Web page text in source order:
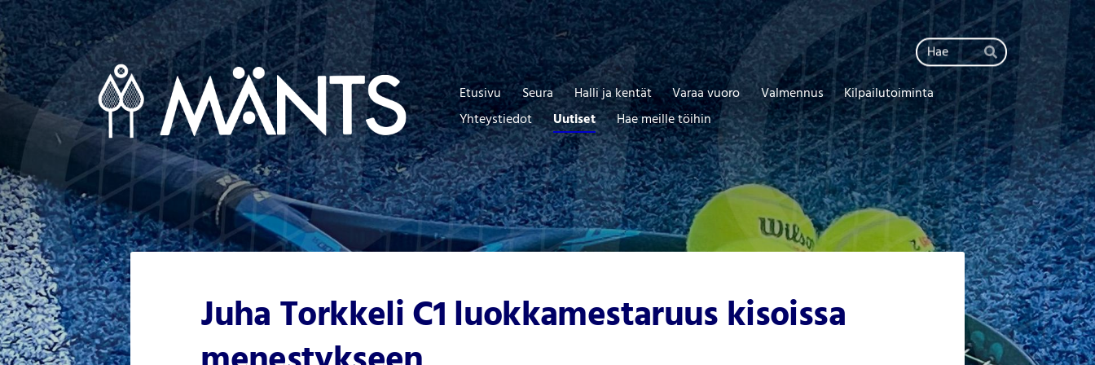
Siirry
sivun
sisältöön
Haku
Hae
Mäntsälän Tennisseura Ry
Etusivu Seura Halli ja kentät Varaa vuoro Valmennus
Kilpailutoiminta
Yhteystiedot
Uutiset Hae meille töihin
Juha Torkkeli C1 luokkamestaruus kisoissa